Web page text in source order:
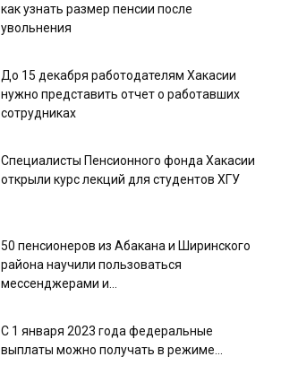
как узнать размер пенсии после
увольнения
До 15 декабря работодателям Хакасии
нужно представить отчет о работавших
сотрудниках
Специалисты Пенсионного фонда Хакасии
открыли курс лекций для студентов ХГУ
50 пенсионеров из Абакана и Ширинского
района научили пользоваться
мессенджерами и...
С 1 января 2023 года федеральные
выплаты можно получать в режиме...